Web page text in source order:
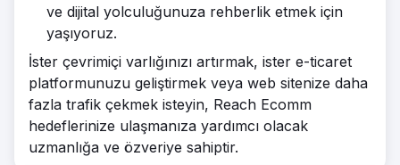
ve dijital yolculuğunuza rehberlik etmek için
yaşıyoruz.
İster çevrimiçi varlığınızı artırmak, ister e-ticaret
platformunuzu geliştirmek veya web sitenize daha
fazla trafik çekmek isteyin, Reach Ecomm
hedeflerinize ulaşmanıza yardımcı olacak
uzmanlığa ve özveriye sahiptir.